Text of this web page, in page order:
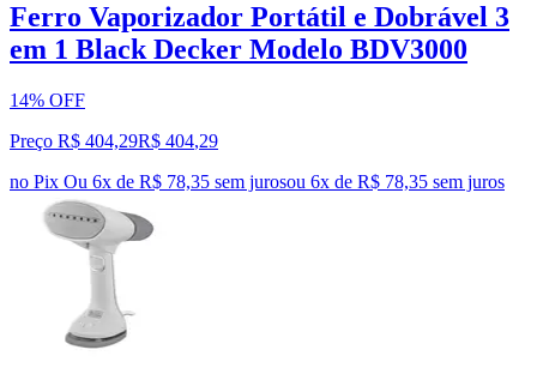
Ferro Vaporizador Portátil e Dobrável 3
em 1 Black Decker Modelo BDV3000
14% OFF
Preço R$ 404,29R$ 404,29
no Pix Ou 6x de R$ 78,35 sem jurosou 6x de R$ 78,35 sem juros